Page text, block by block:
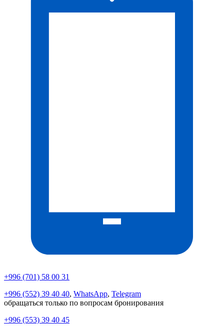
+996 (701) 58 00 31
+996 (552) 39 40 40, WhatsApp, Telegram
обращаться только по вопросам бронирования
+996 (553) 39 40 45